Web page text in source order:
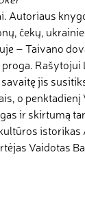
Autoriaus
čekų,
– Taivano
Rašytojui
jis
o
ir skirtumą
istorikas
Vaidotas